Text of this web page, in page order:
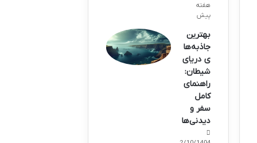
هفته
پیش
بهترین
جاذبه‌ها
ی دریای
شیطان:
راهنمای
کامل
سفر و
دیدنی‌ها